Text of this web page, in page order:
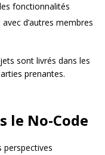
fonctionnalités
d’autres membres
sont livrés dans les
prenantes.
le No-Code
perspectives